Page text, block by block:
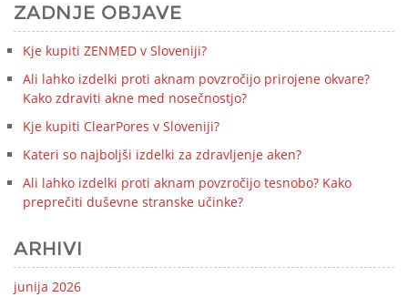
ZADNJE OBJAVE
Kje kupiti ZENMED v Sloveniji?
Ali lahko izdelki proti aknam povzročijo prirojene okvare?
Kako zdraviti akne med nosečnostjo?
Kje kupiti ClearPores v Sloveniji?
Kateri so najboljši izdelki za zdravljenje aken?
Ali lahko izdelki proti aknam povzročijo tesnobo? Kako
preprečiti duševne stranske učinke?
ARHIVI
junija 2026